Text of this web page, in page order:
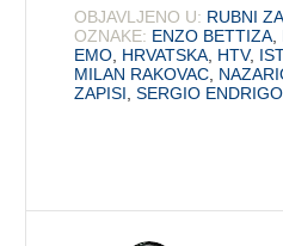
OBJAVLJENO U: RUBNI
OZNAKE: ENZO BETTIZA
EMO HRVATSKA HTV,
MILAN RAKOVAC
ZAPISI ,SERGIO ENDRIGO